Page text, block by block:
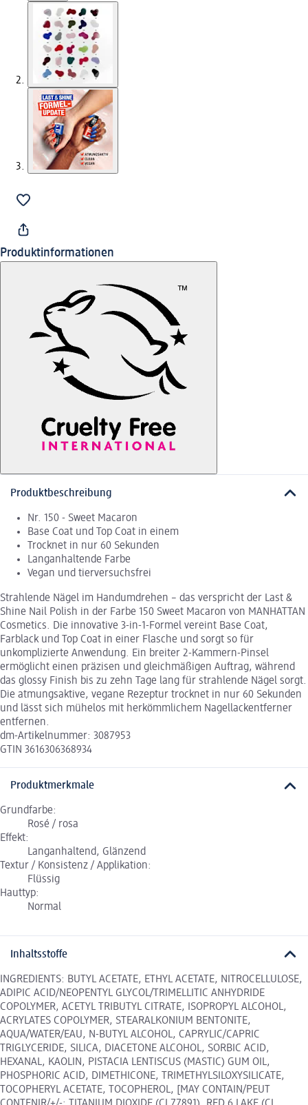
Produktinformationen
Produktbeschreibung
Nr. 150 - Sweet Macaron
Base Coat und Top Coat in einem
Trocknet in nur 60 Sekunden
Langanhaltende Farbe
Vegan und tierversuchsfrei
Strahlende Nägel im Handumdrehen – das verspricht der Last &
Shine Nail Polish in der Farbe 150 Sweet Macaron von MANHATTAN
Cosmetics. Die innovative 3-in-1-Formel vereint Base Coat,
Farblack und Top Coat in einer Flasche und sorgt so für
unkomplizierte Anwendung. Ein breiter 2-Kammern-Pinsel
ermöglicht einen präzisen und gleichmäßigen Auftrag, während
das glossy Finish bis zu zehn Tage lang für strahlende Nägel sorgt.
Die atmungsaktive, vegane Rezeptur trocknet in nur 60 Sekunden
und lässt sich mühelos mit herkömmlichem Nagellackentferner
entfernen.
dm-Artikelnummer: 3087953
GTIN 3616306368934
Produktmerkmale
Grundfarbe:
Rosé / rosa
Effekt:
Langanhaltend, Glänzend
Textur / Konsistenz / Applikation:
Flüssig
Hauttyp:
Normal
Inhaltsstoffe
INGREDIENTS: BUTYL ACETATE, ETHYL ACETATE, NITROCELLULOSE,
ADIPIC ACID/NEOPENTYL GLYCOL/TRIMELLITIC ANHYDRIDE
COPOLYMER, ACETYL TRIBUTYL CITRATE, ISOPROPYL ALCOHOL,
ACRYLATES COPOLYMER, STEARALKONIUM BENTONITE,
AQUA/WATER/EAU, N-BUTYL ALCOHOL, CAPRYLIC/CAPRIC
TRIGLYCERIDE, SILICA, DIACETONE ALCOHOL, SORBIC ACID,
HEXANAL, KAOLIN, PISTACIA LENTISCUS (MASTIC) GUM OIL,
PHOSPHORIC ACID, DIMETHICONE, TRIMETHYLSILOXYSILICATE,
TOCOPHERYL ACETATE, TOCOPHEROL, [MAY CONTAIN/PEUT